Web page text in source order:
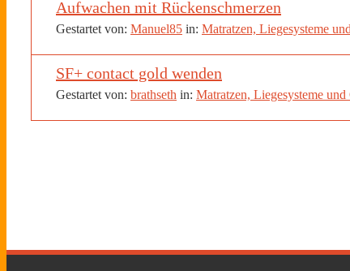
Aufwachen mit Rückenschmerzen
Gestartet von: Manuel85 in: Matratzen, Liegesysteme
SF+ contact gold wenden
Gestartet von: brathseth in: Matratzen, Liegesysteme und